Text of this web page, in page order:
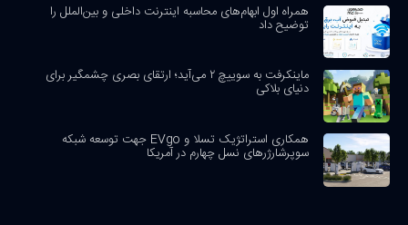
همراه اول ابهام‌های محاسبه اینترنت داخلی و بین‌الملل را
توضیح داد
ماینکرفت به سوییچ ۲ می‌آید؛ ارتقای بصری چشمگیر برای
دنیای بلاکی
همکاری استراتژیک تسلا و EVgo جهت توسعه شبکه
سوپرشارژرهای نسل چهارم در آمریکا